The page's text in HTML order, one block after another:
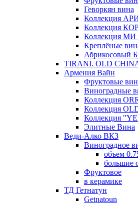
Геворкян вина
Коллекция
Коллекция
Коллекция
Креплёные
Абрикосовый
TIRANI. OLD
Армения Вайн
Фруктовые
Виноградные
Коллекция
Коллекция
Коллекция
Элитные Вина
Веди-Алко ВКЗ
Виноградное
объем
большие
Фруктовое
в керамике
ТД Гетнатун
Getnatoun